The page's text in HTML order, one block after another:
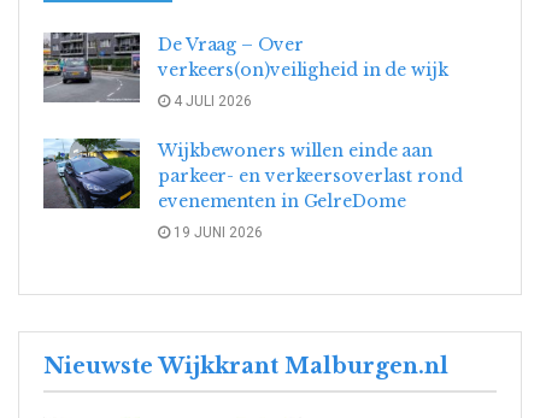
De Vraag – Over
verkeers(on)veiligheid in de wijk
4 JULI 2026
Wijkbewoners willen einde aan
parkeer- en verkeersoverlast rond
evenementen in GelreDome
19 JUNI 2026
Nieuwste Wijkkrant Malburgen.nl